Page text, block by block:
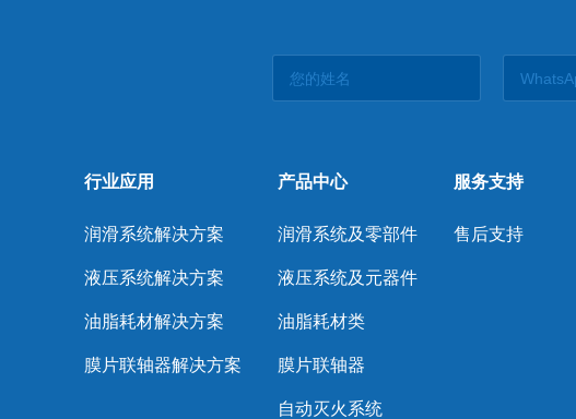
行业应用
润滑系统解决方案
液压系统解决方案
油脂耗材解决方案
膜片联轴器解决方案
产品中心
润滑系统及零部件
液压系统及元器件
油脂耗材类
膜片联轴器
自动灭火系统
服务支持
售后支持